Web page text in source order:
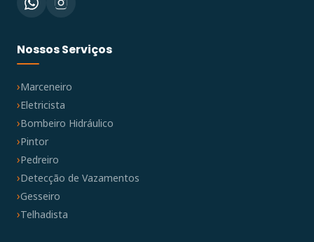
Nossos Serviços
Marceneiro
Eletricista
Bombeiro Hidráulico
Pintor
Pedreiro
Detecção de Vazamentos
Gesseiro
Telhadista